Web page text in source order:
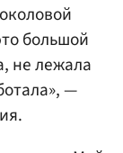
большой
не лежала
—